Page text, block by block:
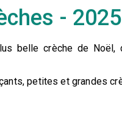
- 2025
belle crèche de Noël,
petites et grandes